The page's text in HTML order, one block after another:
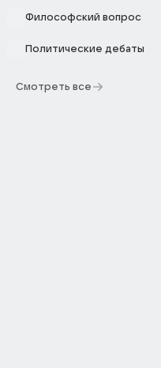
Философский вопрос
Политические дебаты
Смотреть все